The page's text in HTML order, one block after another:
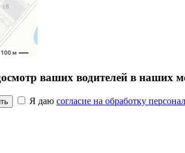
ваших водителей в наших
Я даю согласие на обработку